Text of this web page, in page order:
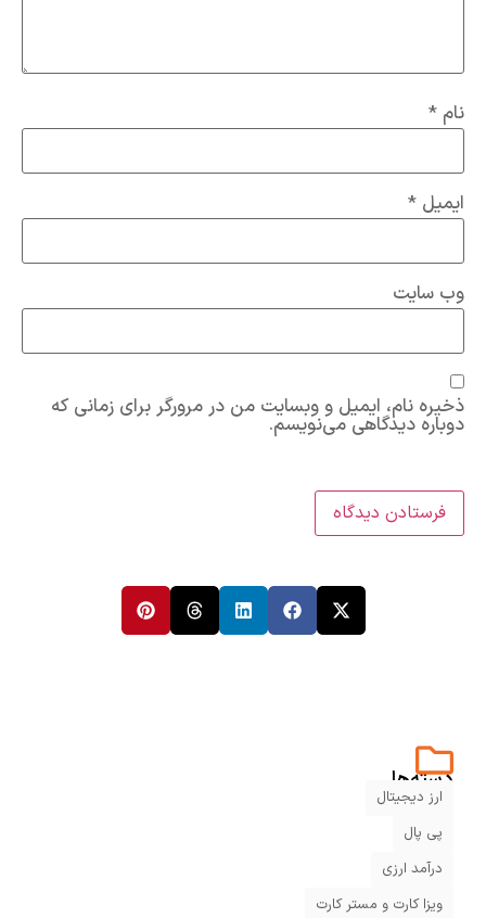
نام *
ایمیل *
وب‌ سایت
ذخیره نام، ایمیل و وبسایت من در مرورگر برای زمانی که
دوباره دیدگاهی می‌نویسم.
دسته‌ها
ارز دیجیتال
پی پال
درآمد ارزی
ویزا کارت و مستر کارت